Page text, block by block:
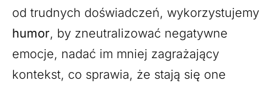
od trudnych doświadczeń, wykorzystujemy
humor, by zneutralizować negatywne
emocje, nadać im mniej zagrażający
kontekst, co sprawia, że stają się one